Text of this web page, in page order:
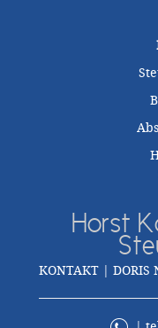
Horst
KONTAKT | DORIS